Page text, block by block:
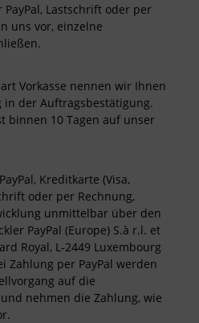
Lastschrift oder per
uns vor, einzelne
Vorkasse nennen wir Ihnen
in der Auftragsbestätigung.
binnen 10 Tagen auf unser
Kreditkarte (Visa,
oder per Rechnung,
unmittelbar über den
PayPal (Europe) S.à r.l. et
Royal, L-2449 Luxembourg
Zahlung per PayPal werden
auf die
nehmen die Zahlung, wie